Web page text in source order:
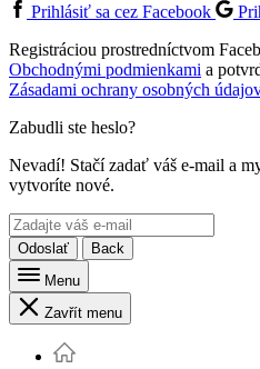
Prihlásiť sa cez Facebook
Registráciou prostredníctvom
Obchodnými podmienkami a
Zásadami ochrany osobných údajov
Zabudli ste heslo?
Nevadí! Stačí zadať váš e-mail a
vytvoríte nové.
Odoslať
Back
Menu
Zavřít menu